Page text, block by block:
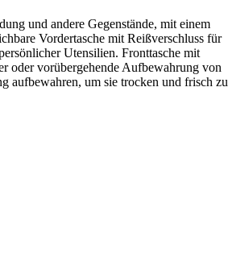
und andere Gegenstände, mit einem
Vordertasche mit Reißverschluss für
Utensilien. Fronttasche mit
oder vorübergehende Aufbewahrung von
aufbewahren, um sie trocken und frisch zu